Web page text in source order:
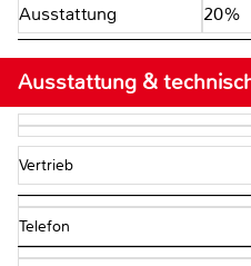
Ausstattung 20%
Ausstattung &
Vertrieb
Telefon